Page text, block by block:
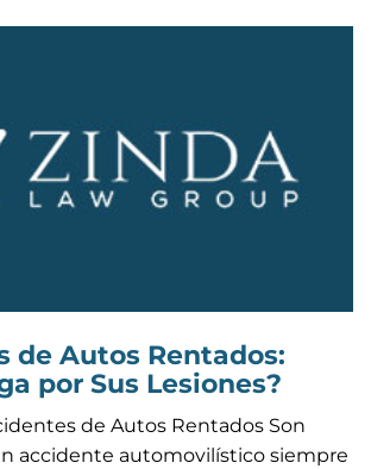
de Autos Rentados:
por Sus Lesiones?
de Autos Rentados Son
accidente automovilístico siempre